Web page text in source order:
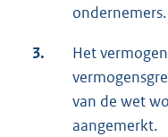
ondernemers.
3.
Het
van de wet
aangemerkt.